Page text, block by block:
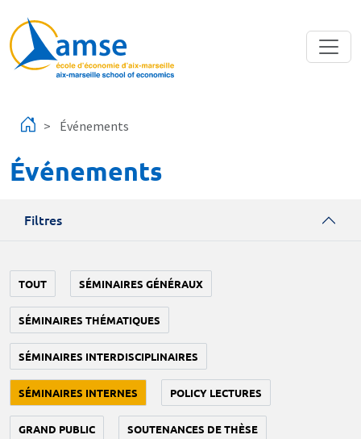
Événements
Événements
Filtres
TOUT SÉMINAIRES GÉNÉRAUX
SÉMINAIRES THÉMATIQUES
SÉMINAIRES INTERDISCIPLINAIRES
SÉMINAIRES INTERNES POLICY LECTURES
GRAND PUBLIC SOUTENANCES DE THÈSE